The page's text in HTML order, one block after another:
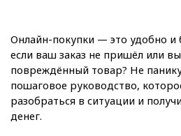
Онлайн-покупки — это удобно и
если ваш заказ не пришёл или
повреждённый товар? Не
пошаговое руководство,
разобраться в ситуации и
денег.